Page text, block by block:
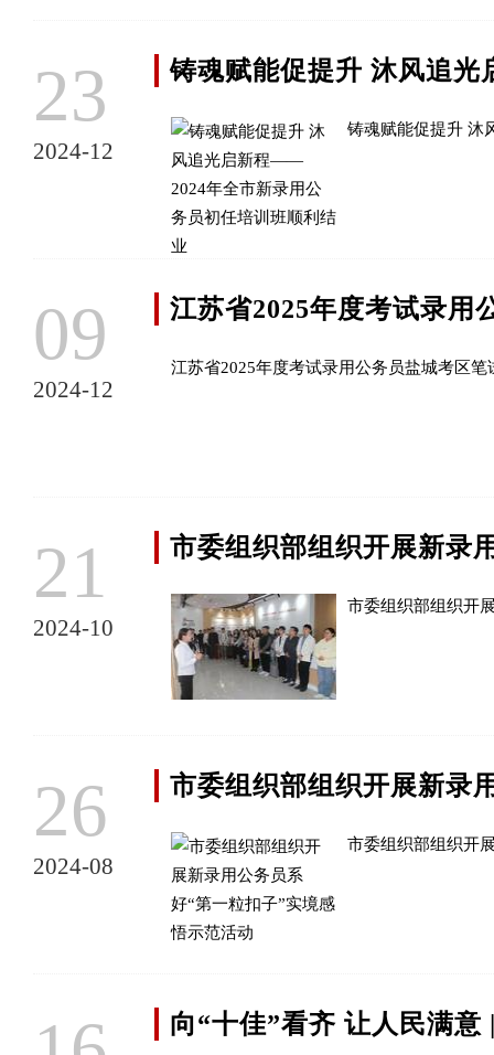
23
2024-12
铸魂赋能促提升 沐风追
铸魂赋能促提升 沐
09
2024-12
江苏省2025年度考试录用
江苏省2025年度考试录用公务员盐城考区笔
21
2024-10
市委组织部组织开展新录
市委组织部组织开
26
2024-08
市委组织部组织开展新录
市委组织部组织开
向“十佳”看齐 让人民满